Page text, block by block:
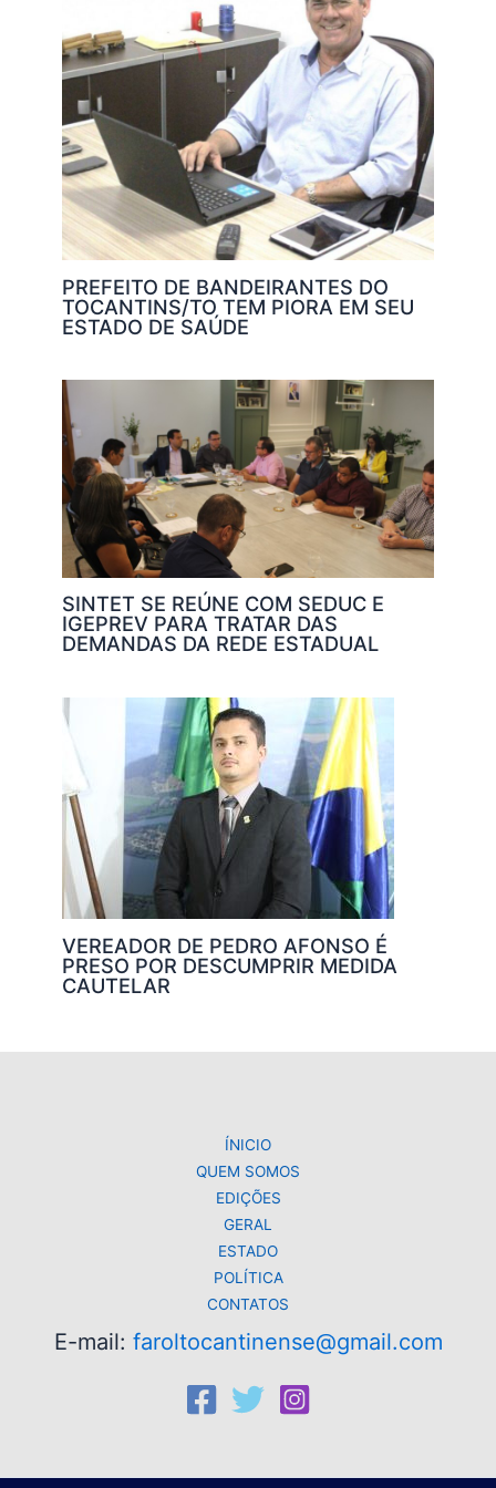
PREFEITO DE BANDEIRANTES DO
TOCANTINS/TO TEM PIORA EM SEU
ESTADO DE SAÚDE
SINTET SE REÚNE COM SEDUC E
IGEPREV PARA TRATAR DAS
DEMANDAS DA REDE ESTADUAL
VEREADOR DE PEDRO AFONSO É
PRESO POR DESCUMPRIR MEDIDA
CAUTELAR
ÍNICIO
QUEM SOMOS
EDIÇÕES
GERAL
ESTADO
POLÍTICA
CONTATOS
E-mail: faroltocantinense@gmail.com